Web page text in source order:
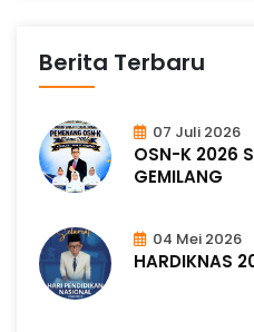
Berita Terbaru
07 Juli 2026
OSN-K 2026
GEMILANG
04 Mei 2026
HARDIKNAS